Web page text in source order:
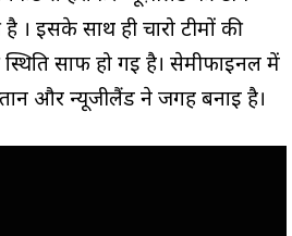
इसके साथ ही चारो टीमों की
साफ हो गई है। सेमीफाइनल में
और न्यूजीलैंड ने जगह बनाई है।